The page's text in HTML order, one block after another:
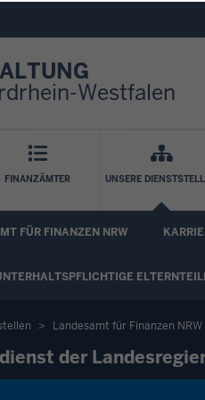
Westfalen
FINANZÄMTER UNSERE
FÜR FINANZEN NRW
Landesamt für Finanzen NRW
der